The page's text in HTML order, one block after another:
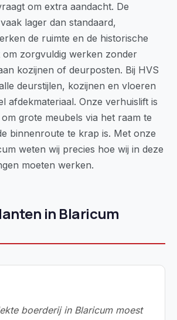
om extra aandacht. De
lager dan standaard,
de ruimte en de historische
om zorgvuldig werken zonder
kozijnen of deurposten. Bij HVS
deurstijlen, kozijnen en vloeren
afdekmateriaal. Onze verhuislift is
grote meubels via het raam te
binnenroute te krap is. Met onze
weten wij precies hoe wij in deze
moeten werken.
in Blaricum
boerderij in Blaricum moest